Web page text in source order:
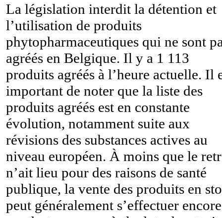
La législation interdit la détention et
l’utilisation de produits
phytopharmaceutiques qui ne sont
agréés en Belgique. Il y a 1 113
produits agréés à l’heure actuelle. Il
important de noter que la liste des
produits agréés est en constante
évolution, notamment suite aux
révisions des substances actives au
niveau européen. À moins que le
n’ait lieu pour des raisons de santé
publique, la vente des produits en
peut généralement s’effectuer encore